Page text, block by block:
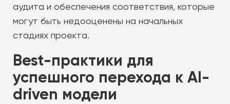
аудита и обеспечения соответствия, которые
могут быть недооценены на начальных
стадиях проекта.
Best-практики для
успешного перехода к AI-
driven модели